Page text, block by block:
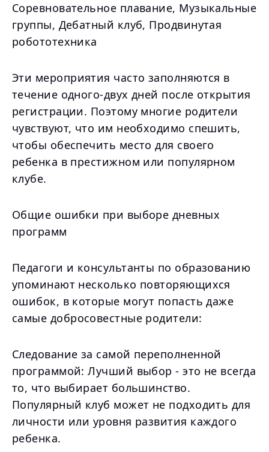
Соревновательное плавание, Музыкальные
группы, Дебатный клуб, Продвинутая
робототехника
Эти мероприятия часто заполняются в
течение одного-двух дней после открытия
регистрации. Поэтому многие родители
чувствуют, что им необходимо спешить,
чтобы обеспечить место для своего
ребенка в престижном или популярном
клубе.
Общие ошибки при выборе дневных
программ
Педагоги и консультанты по образованию
упоминают несколько повторяющихся
ошибок, в которые могут попасть даже
самые добросовестные родители:
Следование за самой переполненной
программой: Лучший выбор - это не всегда
то, что выбирает большинство.
Популярный клуб может не подходить для
личности или уровня развития каждого
ребенка.